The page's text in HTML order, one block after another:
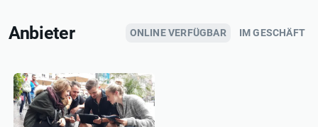
Anbieter ONLINE VERFÜGBAR IM GESCHÄFT